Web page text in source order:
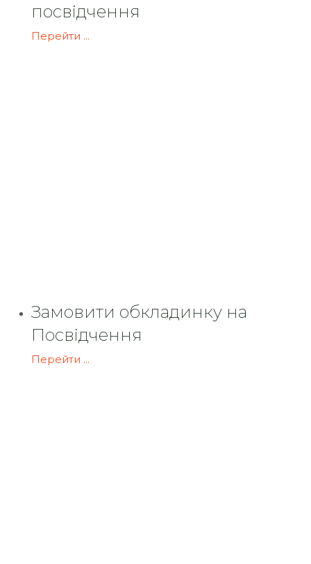
посвідчення
Перейти ...
Замовити обкладинку на
Посвідчення
Перейти ...